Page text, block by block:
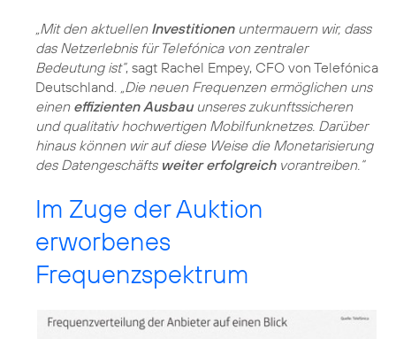
„Mit den aktuellen Investitionenuntermauern wir, dass
das Netzerlebnis für Telefónica von zentraler
Bedeutung ist“, sagt Rachel Empey, CFO von Telefónica
Deutschland. „Die neuen Frequenzen ermöglichen uns
einen effizienten Ausbauunseres zukunftssicheren
und qualitativ hochwertigen Mobilfunknetzes. Darüber
hinaus können wir auf diese Weise die Monetarisierung
des Datengeschäfts weiter erfolgreichvorantreiben.“
Im Zuge der Auktion
erworbenes
Frequenzspektrum